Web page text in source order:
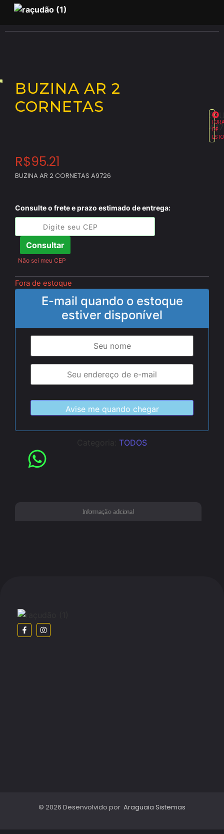
BUZINA AR 2
CORNETAS
447
DE
R$95.21
BUZINA AR 2 CORNETAS A9726
Consulte o frete e prazo estimado de entrega:
Consultar
Não sei meu CEP
Fora de estoque
E-mail quando o estoque
estiver disponível
TODOS
Informação adicional
© 2026 Desenvolvido por Araguaia Sistemas